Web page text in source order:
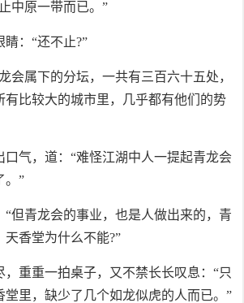
中原一带而已。”
：“还不止?”
会属下的分坛，一共有三百六十五处，
有比较大的城市里，几乎都有他们的势
口气，道：“难怪江湖中人一提起青龙会
。”
“但青龙会的事业，也是人做出来的，青
香堂为什么不能?”
，重重一拍桌子，又不禁长长叹息：“只
里，缺少了几个如龙似虎的人而已。”